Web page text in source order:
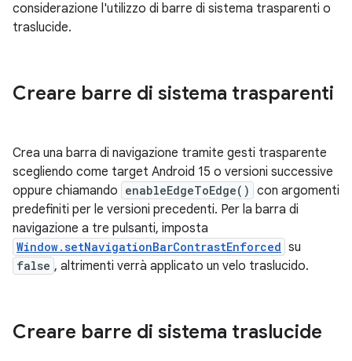
considerazione l'utilizzo di barre di sistema trasparenti o
traslucide.
Creare barre di sistema trasparenti
Crea una barra di navigazione tramite gesti trasparente
scegliendo come target Android 15 o versioni successive
oppure chiamando enableEdgeToEdge() con argomenti
predefiniti per le versioni precedenti. Per la barra di
navigazione a tre pulsanti, imposta
Window.setNavigationBarContrastEnforced su
false , altrimenti verrà applicato un velo traslucido.
Creare barre di sistema traslucide